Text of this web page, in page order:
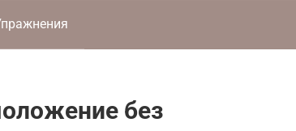
без